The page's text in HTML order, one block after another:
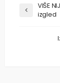
VIŠE
izgled